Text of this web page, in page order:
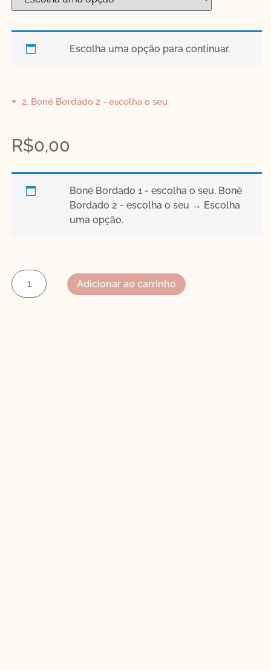
Escolha uma opção para continuar.
2 Boné Bordado 2 - escolha o seu
R$0,00
Boné Bordado 1 - escolha o seu, Boné
Bordado 2 - escolha o seu → Escolha
uma opção.
Adicionar ao carrinho